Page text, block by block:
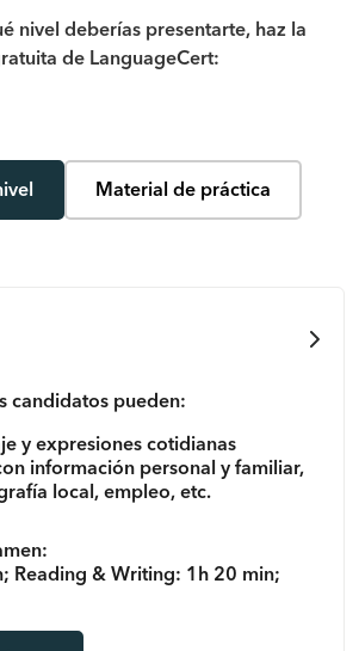
nivel deberías presentarte, haz la
de LanguageCert:
Material de práctica
candidatos pueden:
y expresiones cotidianas
información personal y familiar,
local, empleo, etc.
Reading & Writing: 1h 20 min;